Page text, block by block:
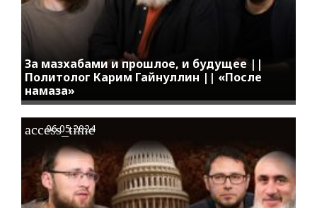
За мазхабами и прошлое, и будущее ||
Политолог Карим Гайнуллин || «После
намаза»
access_time
06.05.2024